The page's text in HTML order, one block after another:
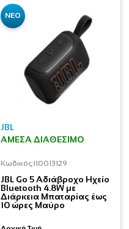
ΝΕΟ
JBL
ΆΜΕΣΑ ΔΙΑΘΈΣΙΜΟ
Κωδικός:I10013129
JBL Go 5 Αδιάβροχο Ηχείο
Bluetooth 4.8W με
Διάρκεια Μπαταρίας έως
10 ώρες Μαύρο